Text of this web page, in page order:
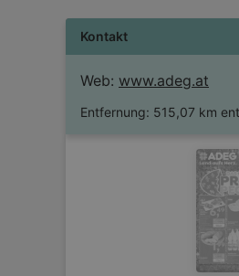
Kontakt
Web: www.adeg.at
Entfernung: 515,07 km